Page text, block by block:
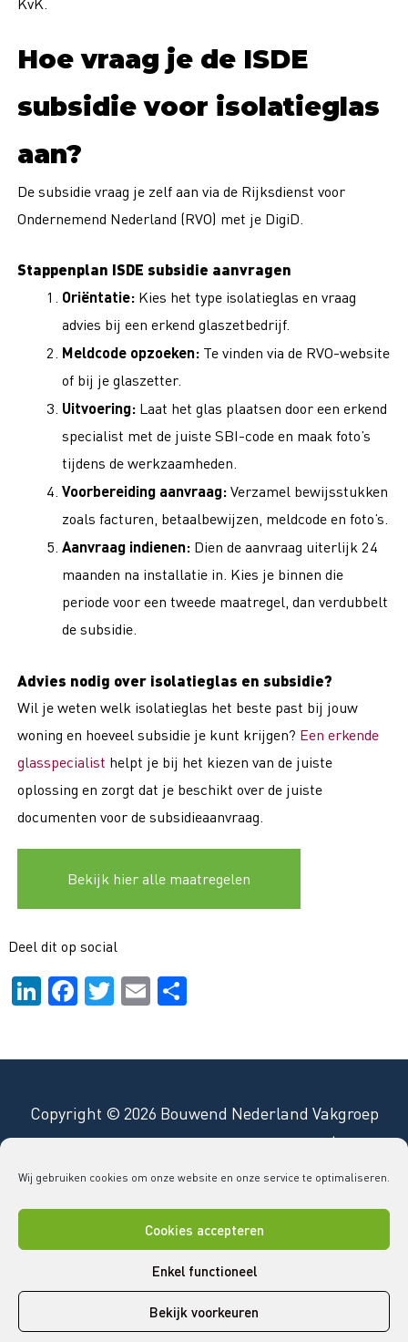
Wij gebruiken cookies om onze website en onze service te optimaliseren.
Cookies accepteren
Enkel functioneel
Bekijk voorkeuren
Hoe vraag je de ISDE
subsidie voor isolatieglas
aan?
De subsidie vraag je zelf aan via de Rijksdienst voor
Ondernemend Nederland (RVO) met je DigiD.
Stappenplan ISDE subsidie aanvragen
Oriëntatie: Kies het type isolatieglas en vraag
advies bij een erkend glaszetbedrijf.
Meldcode opzoeken: Te vinden via de RVO-website
of bij je glaszetter.
Uitvoering: Laat het glas plaatsen door een erkend
specialist met de juiste SBI-code en maak foto’s
tijdens de werkzaamheden.
Voorbereiding aanvraag: Verzamel bewijsstukken
zoals facturen, betaalbewijzen, meldcode en foto’s.
Aanvraag indienen: Dien de aanvraag uiterlijk 24
maanden na installatie in. Kies je binnen die
periode voor een tweede maatregel, dan verdubbelt
de subsidie.
Advies nodig over isolatieglas en subsidie?
Wil je weten welk isolatieglas het beste past bij jouw
woning en hoeveel subsidie je kunt krijgen? Een erkende
glasspecialist helpt je bij het kiezen van de juiste
oplossing en zorgt dat je beschikt over de juiste
documenten voor de subsidieaanvraag.
Bekijk hier alle maatregelen
Deel dit op social
Li
dI
n
F
b
o
T E D
Copyright © 2026 Bouwend Nederland Vakgroep
GLASvakgroepglas@bouwendnederland.nl|079 - 32
52 220
Cookies
L
F
T
w
Y
o
V
i